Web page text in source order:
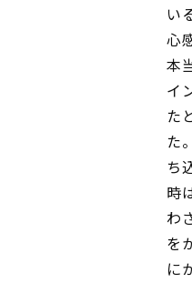
い
心
本
イ
た
た
ち
時
わ
を
に